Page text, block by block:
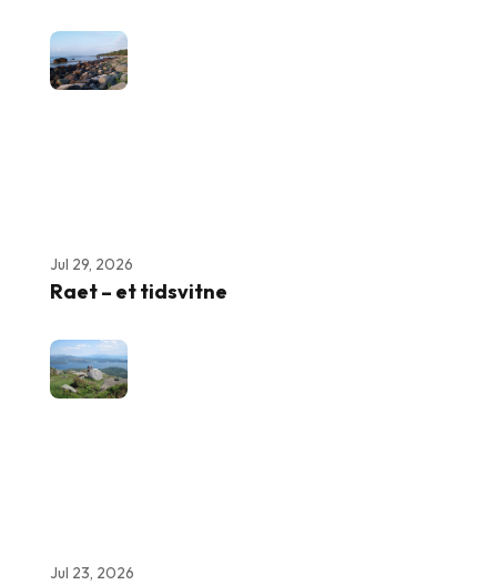
Jul 29, 2026
Raet – et tidsvitne
Jul 23, 2026